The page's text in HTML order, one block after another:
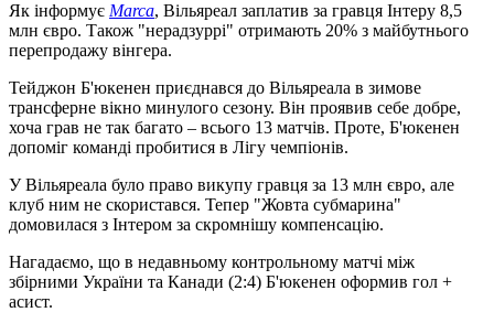
Як інформує Marca, Вільяреал заплатив за гравця Інтеру 8,5
млн євро. Також "нерадзуррі" отримають 20% з майбутнього
перепродажу вінгера.
Тейджон Б'юкенен приєднався до Вільяреала в зимове
трансферне вікно минулого сезону. Він проявив себе добре,
хоча грав не так багато – всього 13 матчів. Проте, Б'юкенен
допоміг команді пробитися в Лігу чемпіонів.
У Вільяреала було право викупу гравця за 13 млн євро, але
клуб ним не скористався. Тепер "Жовта субмарина"
домовилася з Інтером за скромнішу компенсацію.
Нагадаємо, що в недавньому контрольному матчі між
збірними України та Канади (2:4) Б'юкенен оформив гол +
асист.